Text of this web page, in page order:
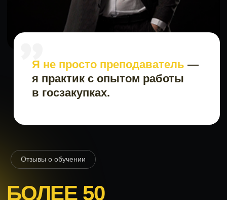
Получить консультацию
ИНН 616507506359